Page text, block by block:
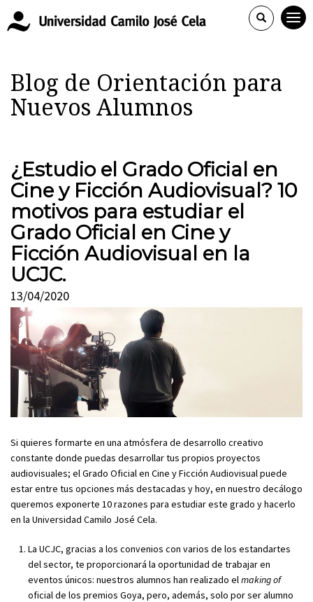
Blog de Orientación para
Nuevos Alumnos
¿Estudio el Grado Oficial en
Cine y Ficción Audiovisual? 10
motivos para estudiar el
Grado Oficial en Cine y
Ficción Audiovisual en la
UCJC.
13/04/2020
Si quieres formarte en una atmósfera de desarrollo creativo
constante donde puedas desarrollar tus propios proyectos
audiovisuales; el Grado Oficial en Cine y Ficción Audiovisual puede
estar entre tus opciones más destacadas y hoy, en nuestro decálogo
queremos exponerte 10 razones para estudiar este grado y hacerlo
en la Universidad Camilo José Cela.
La UCJC, gracias a los convenios con varios de los estandartes
del sector, te proporcionará la oportunidad de trabajar en
eventos únicos: nuestros alumnos han realizado el making of
oficial de los premios Goya, pero, además, solo por ser alumno